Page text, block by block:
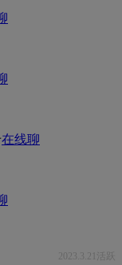
在线聊
2023.3.21活跃